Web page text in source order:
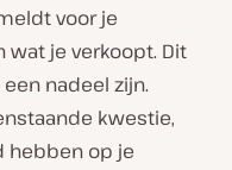
voor je
wat je verkoopt. Dit
nadeel zijn.
kwestie,
hebben op je